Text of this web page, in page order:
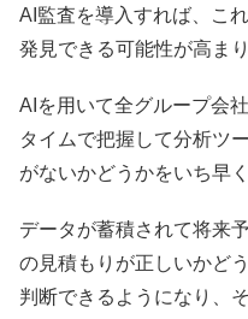
AI監査を導入すれば、こ
発見できる可能性が高まり
AIを用いて全グループ会
タイムで把握して分析ツ
がないかどうかをいち早
データが蓄積されて将来
の見積もりが正しいかど
判断できるようになり、